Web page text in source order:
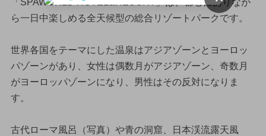
「SPAWORLD HOTEL&RESORT」は、都心にありなが
ら一日中楽しめる全天候型の総合リゾートパークです。
世界各国をテーマにした温泉はアジアゾーンとヨーロッ
パゾーンがあり、女性は偶数月がアジアゾーン、奇数月
がヨーロッパゾーンになり、男性はその反対になりま
す。
古代ローマ風呂（写真）や青の洞窟、日本渓流露天風